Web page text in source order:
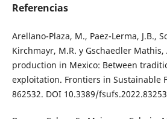
Referencias
Arellano-Plaza, M., Paez-Lerma, J.B.,
Kirchmayr, M.R. y Gschaedler Mathis,
production in Mexico: Between
exploitation. Frontiers in Sustainable
862532. DOI 10.3389/